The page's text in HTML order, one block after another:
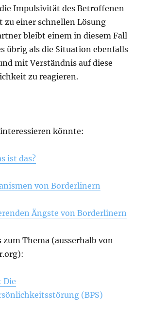
Impulsivität des Betroffenen
zu einer schnellen Lösung
bleibt einem in diesem Fall
übrig als die Situation ebenfalls
mit Verständnis auf diese
zu reagieren.
könnte:
ist das?
von Borderlinern
Ängste von Borderlinern
zum Thema (ausserhalb von
Die
(BPS)